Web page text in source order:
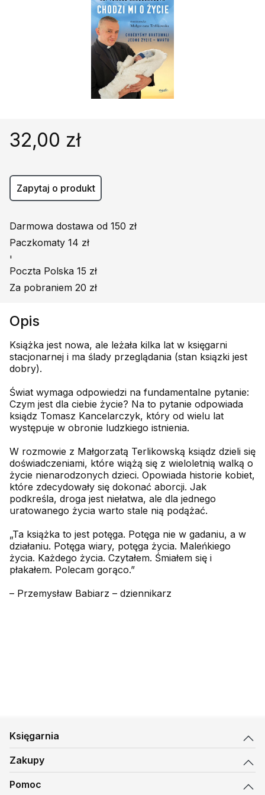
Książki obcojęzyczne
Poradniki, leksykony...
Podręczniki szkolne
Promocja
32,00 zł
Zapytaj o produkt
Darmowa dostawa od 150 zł
Paczkomaty 14 zł
'
Poczta Polska 15 zł
Za pobraniem 20 zł
Opis
Książka jest nowa, ale leżała kilka lat w księgarni
stacjonarnej i ma ślady przeglądania (stan ksiązki jest
dobry).
Świat wymaga odpowiedzi na fundamentalne pytanie:
Czym jest dla ciebie życie? Na to pytanie odpowiada
ksiądz Tomasz Kancelarczyk, który od wielu lat
występuje w obronie ludzkiego istnienia.
W rozmowie z Małgorzatą Terlikowską ksiądz dzieli się
doświadczeniami, które wiążą się z wieloletnią walką o
życie nienarodzonych dzieci. Opowiada historie kobiet,
które zdecydowały się dokonać aborcji. Jak
podkreśla, droga jest niełatwa, ale dla jednego
uratowanego życia warto stale nią podążać.
„Ta książka to jest potęga. Potęga nie w gadaniu, a w
działaniu. Potęga wiary, potęga życia. Maleńkiego
życia. Każdego życia. Czytałem. Śmiałem się i
płakałem. Polecam gorąco.”
– Przemysław Babiarz – dziennikarz
Księgarnia
Zakupy
Pomoc